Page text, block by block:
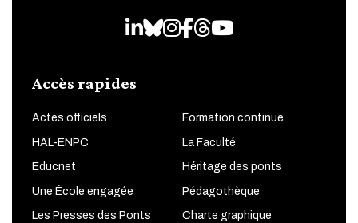
LinkedIn
Bluesky
Instagram
Facebook
Threads
Youtube
Accès rapides
Actes officiels Formation continue
HAL-ENPC La Faculté
Educnet Héritage des ponts
Une École engagée Pédagothèque
Les Presses des Ponts Charte graphique